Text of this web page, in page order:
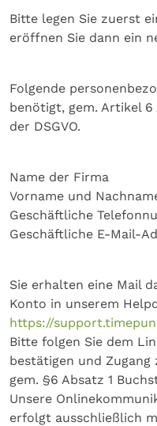
Bitte legen Sie zuerst
eröffnen Sie dann ein
Folgende
benötigt, gem. Artikel 6
der DSGVO.
Name der Firma
Vorname und
Geschäftliche
Geschäftliche E-Mail-
Sie erhalten eine Mail
Konto in unserem
https://
Bitte folgen Sie dem
bestätigen und
gem. §6 Absatz 1
Unsere
erfolgt ausschließlich